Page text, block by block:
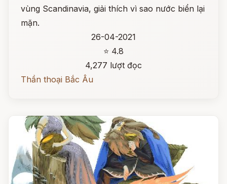
vùng Scandinavia, giải thích vì sao nước biển lại
mặn.
26-04-2021
⭐ 4.8
4,277 lượt đọc
Thần thoại Bắc Âu